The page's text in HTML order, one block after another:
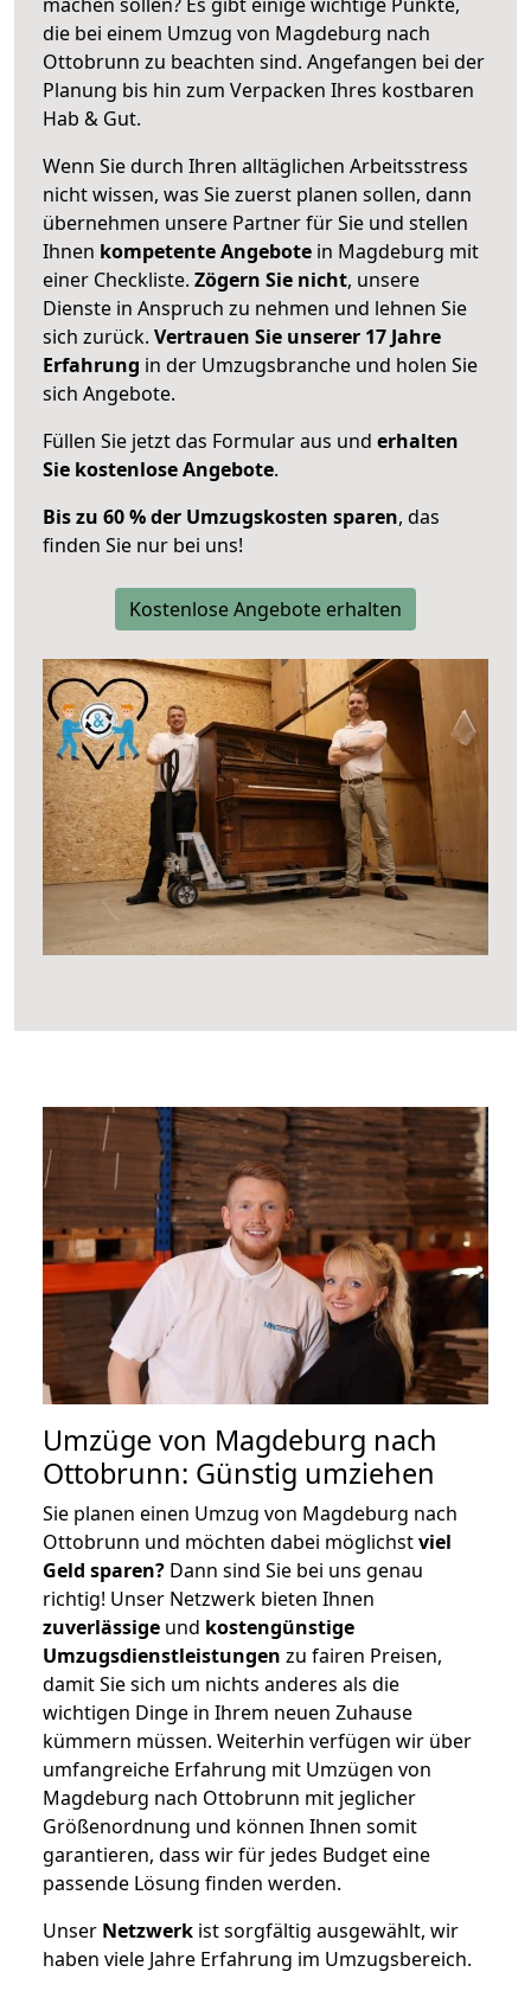
die bei einem Umzug von Magdeburg nach
Ottobrunn zu beachten sind. Angefangen bei der
Planung bis hin zum Verpacken Ihres kostbaren
Hab & Gut.
Wenn Sie durch Ihren alltäglichen Arbeitsstress
nicht wissen, was Sie zuerst planen sollen, dann
übernehmen unsere Partner für Sie und stellen
Ihnen kompetente Angebote in Magdeburg mit
einer Checkliste. Zögern Sie nicht, unsere
Dienste in Anspruch zu nehmen und lehnen Sie
sich zurück. Vertrauen Sie unserer 17 Jahre
Erfahrung in der Umzugsbranche und holen Sie
sich Angebote.
Füllen Sie jetzt das Formular aus und erhalten
Sie kostenlose Angebote.
Bis zu 60 % der Umzugskosten sparen, das
finden Sie nur bei uns!
Kostenlose Angebote erhalten
Umzüge von Magdeburg nach
Ottobrunn: Günstig umziehen
Sie planen einen Umzug von Magdeburg nach
Ottobrunn und möchten dabei möglichstviel
Geld sparen? Dann sind Sie bei uns genau
richtig! Unser Netzwerk bieten Ihnen
zuverlässige und kostengünstige
Umzugsdienstleistungen zu fairen Preisen,
damit Sie sich um nichts anderes als die
wichtigen Dinge in Ihrem neuen Zuhause
kümmern müssen. Weiterhin verfügen wir über
umfangreiche Erfahrung mit Umzügen von
Magdeburg nach Ottobrunn mit jeglicher
Größenordnung und können Ihnen somit
garantieren, dass wir für jedes Budget eine
passende Lösung finden werden.
Unser Netzwerk ist sorgfältig ausgewählt, wir
haben viele Jahre Erfahrung im Umzugsbereich.